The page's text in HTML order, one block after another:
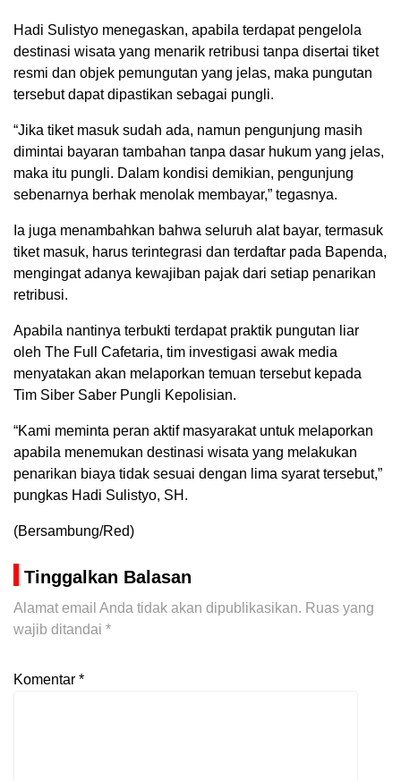
Hadi Sulistyo menegaskan, apabila terdapat pengelola
destinasi wisata yang menarik retribusi tanpa disertai tiket
resmi dan objek pemungutan yang jelas, maka pungutan
tersebut dapat dipastikan sebagai pungli.
“Jika tiket masuk sudah ada, namun pengunjung masih
dimintai bayaran tambahan tanpa dasar hukum yang jelas,
maka itu pungli. Dalam kondisi demikian, pengunjung
sebenarnya berhak menolak membayar,” tegasnya.
Ia juga menambahkan bahwa seluruh alat bayar, termasuk
tiket masuk, harus terintegrasi dan terdaftar pada Bapenda,
mengingat adanya kewajiban pajak dari setiap penarikan
retribusi.
Apabila nantinya terbukti terdapat praktik pungutan liar
oleh The Full Cafetaria, tim investigasi awak media
menyatakan akan melaporkan temuan tersebut kepada
Tim Siber Saber Pungli Kepolisian.
“Kami meminta peran aktif masyarakat untuk melaporkan
apabila menemukan destinasi wisata yang melakukan
penarikan biaya tidak sesuai dengan lima syarat tersebut,”
pungkas Hadi Sulistyo, SH.
(Bersambung/Red)
Tinggalkan Balasan
Alamat email Anda tidak akan dipublikasikan. Ruas yang
wajib ditandai *
Komentar *